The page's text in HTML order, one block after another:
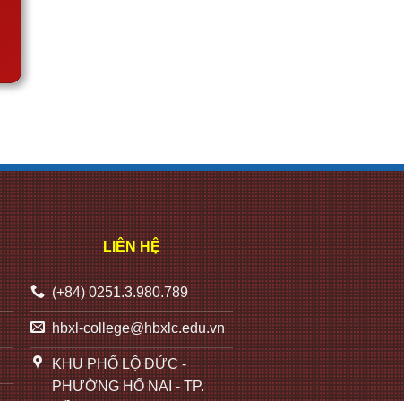
LIÊN HỆ
(+84) 0251.3.980.789
hbxl-college@hbxlc.edu.vn
KHU PHỐ LỘ ĐỨC -
PHƯỜNG HỐ NAI - TP.